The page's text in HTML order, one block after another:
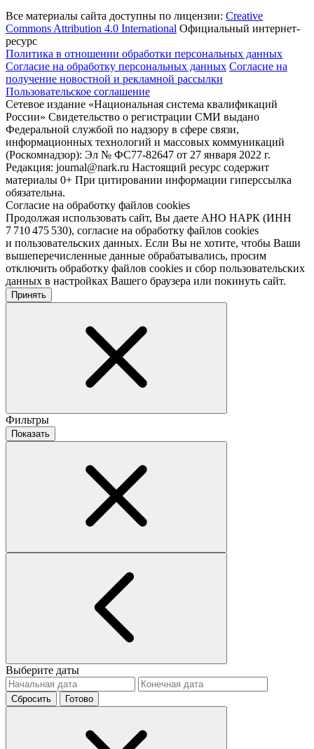
Все материалы сайта доступны по лицензии: Creative
Commons Attribution 4.0 International Официальный интернет-
ресурс
Политика в отношении обработки персональных данных
Согласие на обработку персональных данных Согласие на
получение новостной и рекламной рассылки
Пользовательское соглашение
Сетевое издание «Национальная система квалификаций
России» Свидетельство о регистрации СМИ выдано
Федеральной службой по надзору в сфере связи,
информационных технологий и массовых коммуникаций
(Роскомнадзор): Эл № ФС77-82647 от 27 января 2022 г.
Редакция: journal@nark.ru Настоящий ресурс содержит
материалы 0+ При цитировании информации гиперссылка
обязательна.
Согласие на обработку файлов cookies
Продолжая использовать сайт, Вы даете АНО НАРК (ИНН
7 710 475 530), согласие на обработку файлов cookies
и пользовательских данных. Если Вы не хотите, чтобы Ваши
вышеперечисленные данные обрабатывались, просим
отключить обработку файлов cookies и сбор пользовательских
данных в настройках Вашего браузера или покинуть сайт.
Принять
Фильтры
Показать
Выберите даты
Сбросить Готово